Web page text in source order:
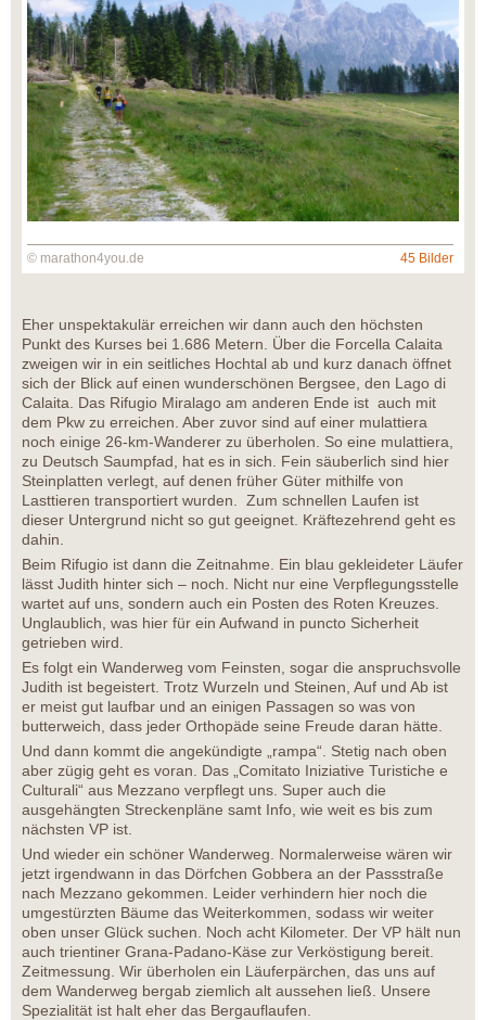
© marathon4you.de 45 Bilder
Eher unspektakulär erreichen wir dann auch den höchsten
Punkt des Kurses bei 1.686 Metern. Über die Forcella Calaita
zweigen wir in ein seitliches Hochtal ab und kurz danach öffnet
sich der Blick auf einen wunderschönen Bergsee, den Lago di
Calaita. Das Rifugio Miralago am anderen Ende ist auch mit
dem Pkw zu erreichen. Aber zuvor sind auf einer mulattiera
noch einige 26-km-Wanderer zu überholen. So eine mulattiera,
zu Deutsch Saumpfad, hat es in sich. Fein säuberlich sind hier
Steinplatten verlegt, auf denen früher Güter mithilfe von
Lasttieren transportiert wurden. Zum schnellen Laufen ist
dieser Untergrund nicht so gut geeignet. Kräftezehrend geht es
dahin.
Beim Rifugio ist dann die Zeitnahme. Ein blau gekleideter Läufer
lässt Judith hinter sich – noch. Nicht nur eine Verpflegungsstelle
wartet auf uns, sondern auch ein Posten des Roten Kreuzes.
Unglaublich, was hier für ein Aufwand in puncto Sicherheit
getrieben wird.
Es folgt ein Wanderweg vom Feinsten, sogar die anspruchsvolle
Judith ist begeistert. Trotz Wurzeln und Steinen, Auf und Ab ist
er meist gut laufbar und an einigen Passagen so was von
butterweich, dass jeder Orthopäde seine Freude daran hätte.
Und dann kommt die angekündigte „rampa“. Stetig nach oben
aber zügig geht es voran. Das „Comitato Iniziative Turistiche e
Culturali“ aus Mezzano verpflegt uns. Super auch die
ausgehängten Streckenpläne samt Info, wie weit es bis zum
nächsten VP ist.
Und wieder ein schöner Wanderweg. Normalerweise wären wir
jetzt irgendwann in das Dörfchen Gobbera an der Passstraße
nach Mezzano gekommen. Leider verhindern hier noch die
umgestürzten Bäume das Weiterkommen, sodass wir weiter
oben unser Glück suchen. Noch acht Kilometer. Der VP hält nun
auch trientiner Grana-Padano-Käse zur Verköstigung bereit.
Zeitmessung. Wir überholen ein Läuferpärchen, das uns auf
dem Wanderweg bergab ziemlich alt aussehen ließ. Unsere
Spezialität ist halt eher das Bergauflaufen.